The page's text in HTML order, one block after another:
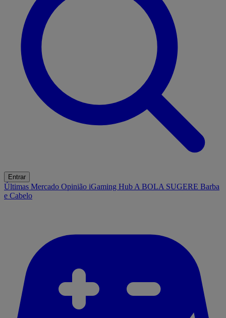
Entrar
Últimas Mercado Opinião iGaming Hub A BOLA SUGERE Barba
e Cabelo